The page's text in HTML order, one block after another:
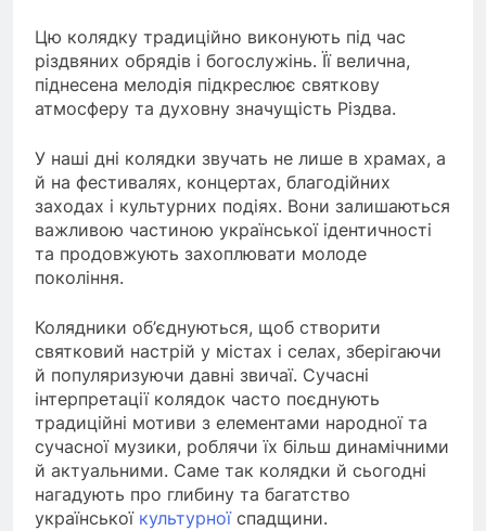
Цю колядку традиційно виконують під час
різдвяних обрядів і богослужінь. Її велична,
піднесена мелодія підкреслює святкову
атмосферу та духовну значущість Різдва.
У наші дні колядки звучать не лише в храмах, а
й на фестивалях, концертах, благодійних
заходах і культурних подіях. Вони залишаються
важливою частиною української ідентичності
та продовжують захоплювати молоде
покоління.
Колядники об’єднуються, щоб створити
святковий настрій у містах і селах, зберігаючи
й популяризуючи давні звичаї. Сучасні
інтерпретації колядок часто поєднують
традиційні мотиви з елементами народної та
сучасної музики, роблячи їх більш динамічними
й актуальними. Саме так колядки й сьогодні
нагадують про глибину та багатство
української культурноїспадщини.